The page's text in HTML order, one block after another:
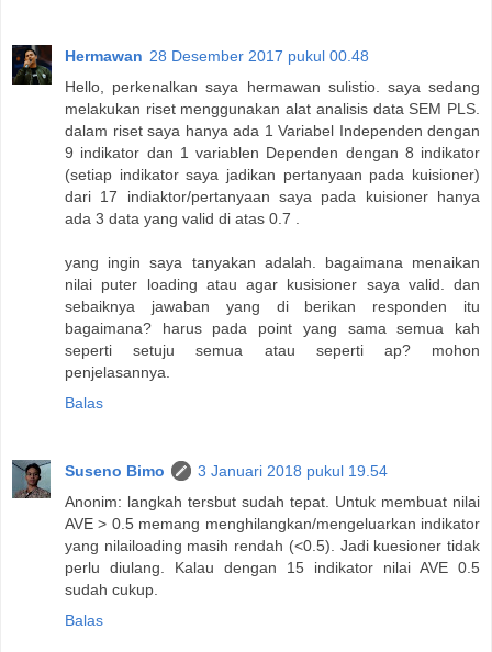
Hermawan 28 Desember 2017 pukul 00.48
Hello, perkenalkan saya hermawan sulistio. saya sedang
melakukan riset menggunakan alat analisis data SEM PLS.
dalam riset saya hanya ada 1 Variabel Independen dengan
9 indikator dan 1 variablen Dependen dengan 8 indikator
(setiap indikator saya jadikan pertanyaan pada kuisioner)
dari 17 indiaktor/pertanyaan saya pada kuisioner hanya
ada 3 data yang valid di atas 0.7 .
yang ingin saya tanyakan adalah. bagaimana menaikan
nilai puter loading atau agar kusisioner saya valid. dan
sebaiknya jawaban yang di berikan responden itu
bagaimana? harus pada point yang sama semua kah
seperti setuju semua atau seperti ap? mohon
penjelasannya.
Balas
Suseno Bimo
3 Januari 2018 pukul 19.54
Anonim: langkah tersbut sudah tepat. Untuk membuat nilai
AVE > 0.5 memang menghilangkan/mengeluarkan indikator
yang nilailoading masih rendah (<0.5). Jadi kuesioner tidak
perlu diulang. Kalau dengan 15 indikator nilai AVE 0.5
sudah cukup.
Balas